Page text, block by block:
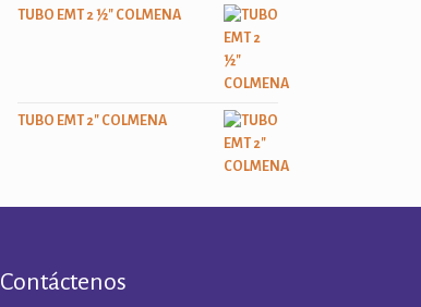
TUBO EMT 2 ½" COLMENA
TUBO EMT 2" COLMENA
Contáctenos